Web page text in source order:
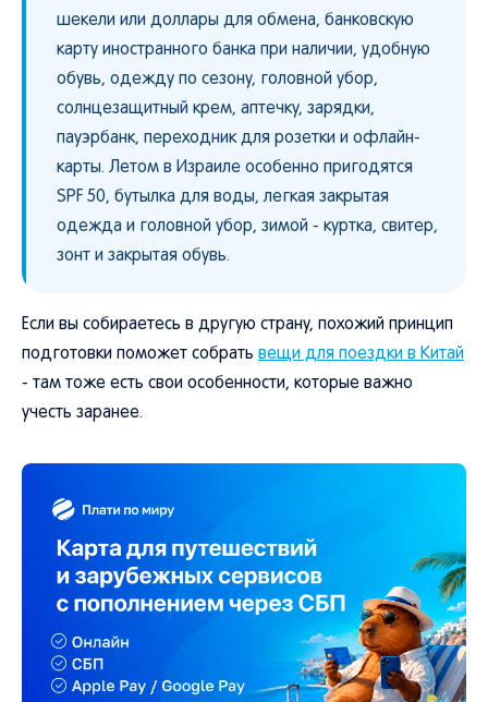
шекели или доллары для обмена, банковскую
карту иностранного банка при наличии, удобную
обувь, одежду по сезону, головной убор,
солнцезащитный крем, аптечку, зарядки,
пауэрбанк, переходник для розетки и офлайн-
карты. Летом в Израиле особенно пригодятся
SPF 50, бутылка для воды, легкая закрытая
одежда и головной убор, зимой - куртка, свитер,
зонт и закрытая обувь.
Если вы собираетесь в другую страну, похожий принцип
подготовки поможет собрать вещи для поездки в Китай
- там тоже есть свои особенности, которые важно
учесть заранее.